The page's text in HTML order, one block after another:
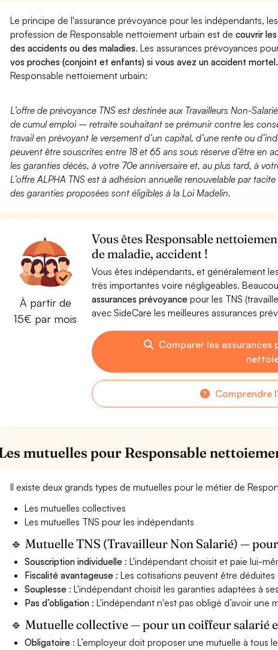
Le principe de l'assurance prévoyance pour les indépendants,
profession de Responsable nettoiement urbain est decouvrir
des accidents ou des maladies. Les assurances prévoyances
vos proches (conjoint et enfants) si vous avez un accident mortel.
Responsable nettoiement urbain:
L’offre de prévoyance TNS est destinée aux Travailleurs Non-
de cumul emploi – retraite souhaitant se prémunir contre les
travail en prévoyant le versement d’un capital, d’une rente ou
peuvent être souscrites entre 18 et 65 ans sous réserve d’être en
les garanties décès, à votre 70e anniversaire et, au plus tard, à
L’offre ALPHA TNS est à adhésion annuelle renouvelable par
des garanties proposées sont éligibles à la Loi Madelin.
À partir de
15€ par mois
Vous êtes Responsable
de maladie, accident !
Vous êtes indépendants, et généralement
très importantes voire négligeables.
assurances prévoyancepour les TNS
avec SideCare les meilleures assurances
Comparer les assurances
Comprendre
mutuelles pour Responsable
Il existe deux grands types de mutuelles pour le métier de
Les mutuelles collectives
Les mutuelles TNS pour les indépendants
🔹 Mutuelle TNS (Travailleur Non Salarié) —
Souscription individuelle : L'indépendant choisit et paie lui-
Fiscalité avantageuse : Les cotisations peuvent être
Souplesse : L'indépendant choisit les garanties adaptées à
Pas d’obligation : L'indépendant n'est pas obligé d’avoir une
🔹 Mutuelle collective — pour un coiffeur salarié
Obligatoire : L’employeur doit proposer une mutuelle à tous